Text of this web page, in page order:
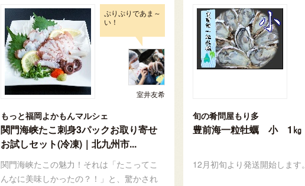
ぷりぷりであま～
い！
室井友希
もっと福岡よかもんマルシェ
関門海峡たこ刺身3パックお取り寄せ
お試しセット(冷凍)｜北九州市...
関門海峡たこの魅力！それは「たこってこ
んなに美味しかったの？！」と、驚かされ
旬の肴問屋もり多
豊前海一粒牡蠣 小 1㎏
12月初旬より発送開始します。